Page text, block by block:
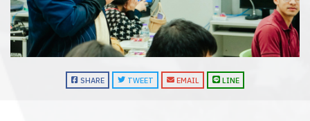
SHARE TWEET EMAIL LINE